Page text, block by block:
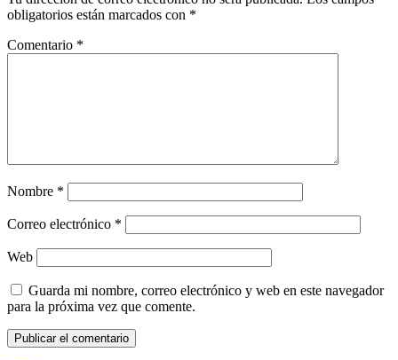
obligatorios están marcados con *
Comentario *
Nombre *
Correo electrónico *
Web
Guarda mi nombre, correo electrónico y web en este navegador
para la próxima vez que comente.